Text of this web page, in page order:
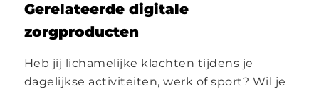
Gerelateerde digitale
zorgproducten
Heb jij lichamelijke klachten tijdens je
dagelijkse activiteiten, werk of sport? Wil je